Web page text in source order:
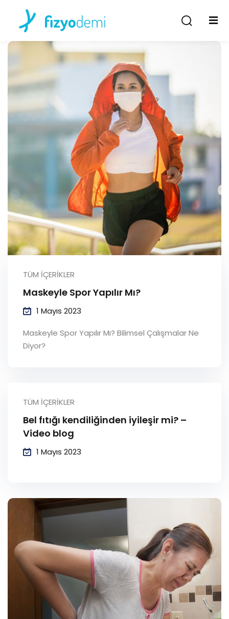
TÜM İÇERIKLER
Maskeyle Spor Yapılır Mı?
1 Mayıs 2023
Maskeyle Spor Yapılır Mı? Bilimsel Çalışmalar Ne
Diyor?
TÜM İÇERIKLER
Bel fıtığı kendiliğinden iyileşir mi? –
Video blog
1 Mayıs 2023
Giriş Yap
Giriş Yap
Hesabın yok mu?Kayıt Ol
Beni hatırla Şifremi unuttum